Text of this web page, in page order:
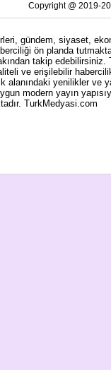
Copyright @ 2019-
gündem, siyaset,
ön planda
takip
ve erişilebilir
alanındaki yenilikler
modern yayın
TurkMedyasi.com